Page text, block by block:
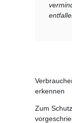
erkennen
Zum